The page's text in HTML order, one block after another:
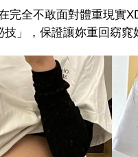
完全不敢面對體重現實
」，保證讓妳重回窈窕